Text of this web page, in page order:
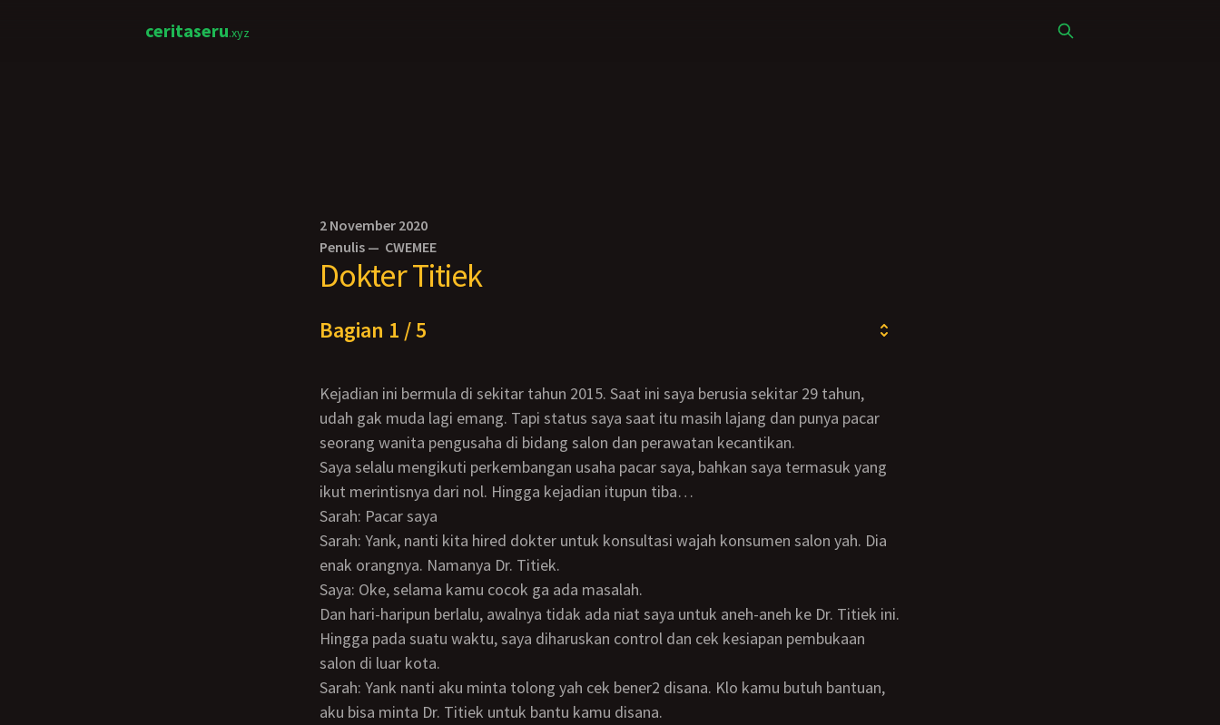
ceritaseru.xyz
2 November 2020
Penulis — CWEMEE
Dokter Titiek
Bagian 1 / 5
Kejadian ini bermula di sekitar tahun 2015. Saat ini saya berusia sekitar 29 tahun,
udah gak muda lagi emang. Tapi status saya saat itu masih lajang dan punya pacar
seorang wanita pengusaha di bidang salon dan perawatan kecantikan.
Saya selalu mengikuti perkembangan usaha pacar saya, bahkan saya termasuk yang
ikut merintisnya dari nol. Hingga kejadian itupun tiba…
Sarah: Pacar saya
Sarah: Yank, nanti kita hired dokter untuk konsultasi wajah konsumen salon yah. Dia
enak orangnya. Namanya Dr. Titiek.
Saya: Oke, selama kamu cocok ga ada masalah.
Dan hari-haripun berlalu, awalnya tidak ada niat saya untuk aneh-aneh ke Dr. Titiek ini.
Hingga pada suatu waktu, saya diharuskan control dan cek kesiapan pembukaan
salon di luar kota.
Sarah: Yank nanti aku minta tolong yah cek bener2 disana. Klo kamu butuh bantuan,
aku bisa minta Dr. Titiek untuk bantu kamu disana.